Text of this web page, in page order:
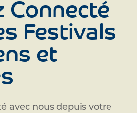
Connecté
Festivals
et
avec nous depuis votre